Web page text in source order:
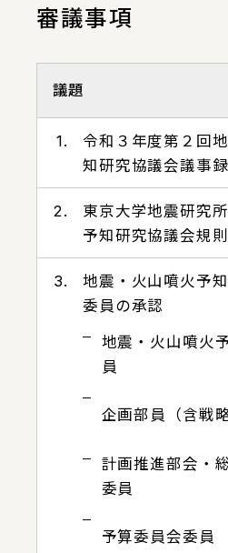
審議事項
議題
1.
令和３年度第２回
知研究協議会議事
2.
東京大学地震研究
予知研究協議会規
3.
地震・火山噴火予
委員の承認
地震・火山噴火
員
企画部員（含戦
計画推進部会・
委員
予算委員会委員